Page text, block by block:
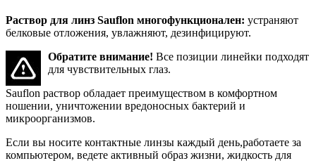
Раствор для линз Sauflon многофункционален: устраняют
белковые отложения, увлажняют, дезинфицируют.
Обратите внимание! Все позиции линейки подходят
для чувствительных глаз.
Sauflon раствор обладает преимуществом в комфортном
ношении, уничтожении вредоносных бактерий и
микроорганизмов.
Если вы носите контактные линзы каждый день,работаете за
компьютером, ведете активный образ жизни, жидкость для